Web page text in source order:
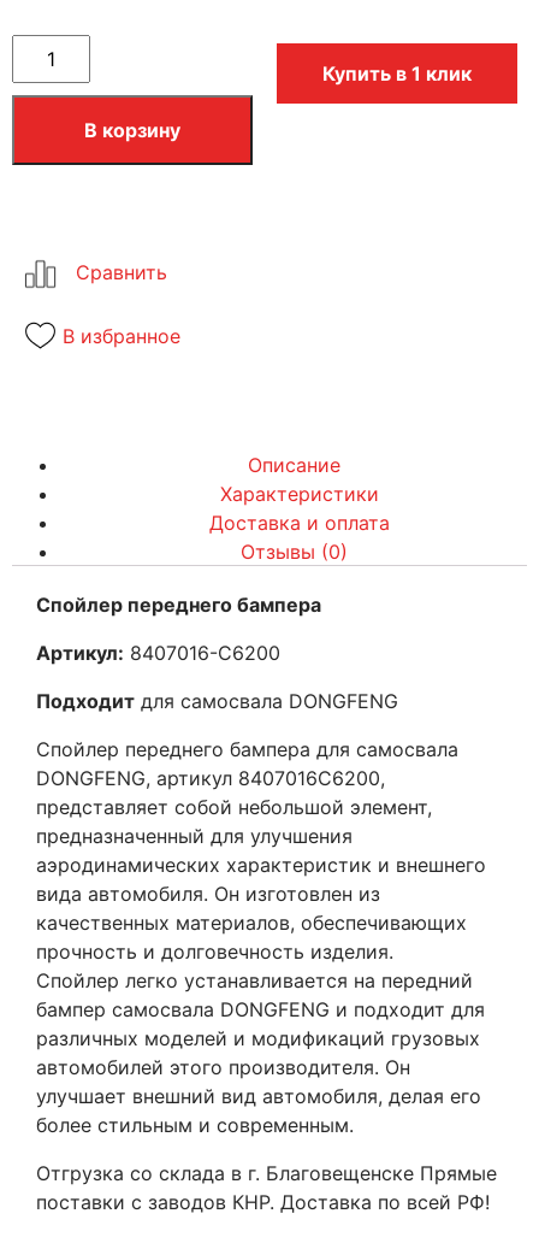
В корзину
Купить в 1 клик
В избранное
Описание
Характеристики
Доставка и оплата
Отзывы (0)
Спойлер переднего бампера
Артикул: 8407016-C6200
Подходит для самосвала DONGFENG
Спойлер переднего бампера для самосвала
DONGFENG, артикул 8407016C6200,
представляет собой небольшой элемент,
предназначенный для улучшения
аэродинамических характеристик и внешнего
вида автомобиля. Он изготовлен из
качественных материалов, обеспечивающих
прочность и долговечность изделия.
Спойлер легко устанавливается на передний
бампер самосвала DONGFENG и подходит для
различных моделей и модификаций грузовых
автомобилей этого производителя. Он
улучшает внешний вид автомобиля, делая его
более стильным и современным.
Отгрузка со склада в г. Благовещенске Прямые
поставки с заводов КНР. Доставка по всей РФ!